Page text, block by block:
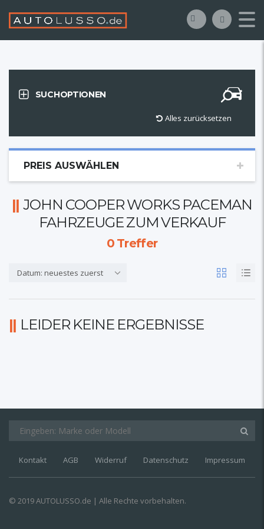
SUCHOPTIONEN
Alles zurücksetzen
PREIS AUSWÄHLEN
JOHN COOPER WORKS PACEMAN
FAHRZEUGE ZUM VERKAUF
0Treffer
Datum: neuestes zuerst
LEIDER KEINE ERGEBNISSE
Kontakt AGB Widerruf Datenschutz Impressum
© 2019 AUTOLUSSO.de | Alle Rechte vorbehalten.